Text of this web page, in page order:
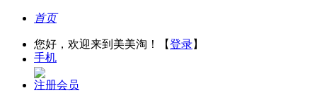
首页
您好，欢迎来到美美淘！【登录】
手机
注册会员